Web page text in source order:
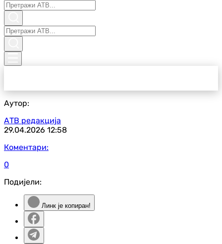
Аутор:
АТВ редакција
29.04.2026 12:58
Коментари:
0
Подијели:
Линк је копиран!